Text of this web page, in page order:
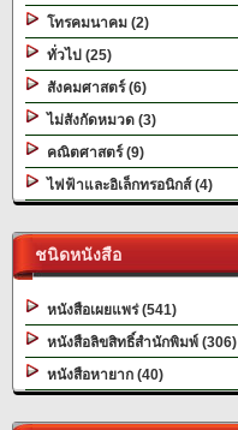
โทรคมนาคม (2)
ทั่วไป (25)
สังคมศาสตร์ (6)
ไม่สังกัดหมวด (3)
คณิตศาสตร์ (9)
ไฟฟ้าและอิเล็กทรอนิกส์ (4)
ชนิดหนังสือ
หนังสือเผยแพร่ (541)
หนังสือลิขสิทธิ์สำนักพิมพ์ (306)
หนังสือหายาก (40)